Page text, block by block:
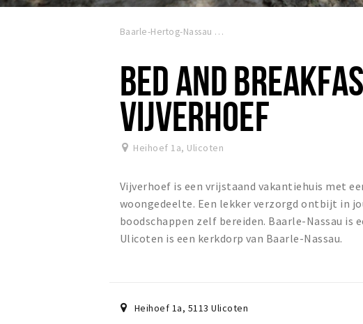
Baarle-Hertog-Nassau
BED AND
VIJVERHOEF
Heihoef 1a, Ulicoten
Vijverhoef is een vrijstaand vakantiehuis met
woongedeelte. Een lekker verzorgd ontbijt in
boodschappen zelf bereiden. Baarle-Nassau is
Ulicoten is een kerkdorp van Baarle-Nassau.
Heihoef 1a, 5113 Ulicoten